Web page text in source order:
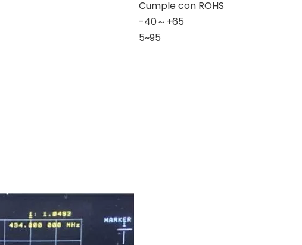
Cumple con ROHS
-40～+65
5~95